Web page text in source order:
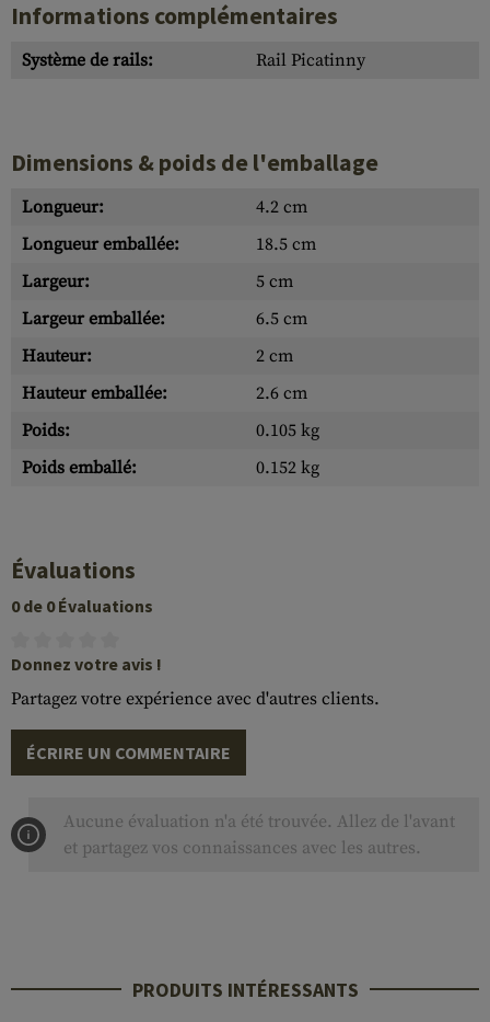
Informations complémentaires
Système de rails: Rail Picatinny
Dimensions & poids de l'emballage
Longueur:
4.2 cm
Longueur emballée:
18.5 cm
Largeur:
5 cm
Largeur emballée:
6.5 cm
Hauteur:
2 cm
Hauteur emballée:
2.6 cm
Poids:
0.105 kg
Poids emballé:
0.152 kg
Évaluations
0 de 0 Évaluations
Donnez votre avis !
Partagez votre expérience avec d'autres clients.
ÉCRIRE UN COMMENTAIRE
Aucune évaluation n'a été trouvée. Allez de l'avant
et partagez vos connaissances avec les autres.
PRODUITS INTÉRESSANTS